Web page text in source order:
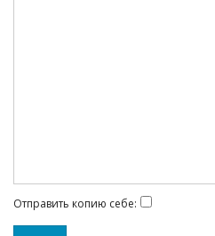
Отправить копию себе: